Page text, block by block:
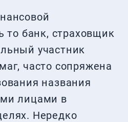
то банк, страховщик
участник
часто сопряжена
названия
лицами в
Нередко